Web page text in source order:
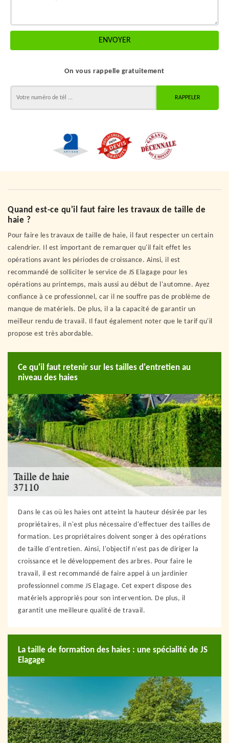
On vous rappelle gratuitement
Quand est-ce qu'il faut faire les travaux de taille de
haie ?
Pour faire les travaux de taille de haie, il faut respecter un certain
calendrier. Il est important de remarquer qu'il fait effet les
opérations avant les périodes de croissance. Ainsi, il est
recommandé de solliciter le service de JS Elagage pour les
opérations au printemps, mais aussi au début de l'automne. Ayez
confiance à ce professionnel, car il ne souffre pas de problème de
manque de matériels. De plus, il a la capacité de garantir un
meilleur rendu de travail. Il faut également noter que le tarif qu'il
propose est très abordable.
Ce qu'il faut retenir sur les tailles d'entretien au
niveau des haies
Dans le cas où les haies ont atteint la hauteur désirée par les
propriétaires, il n'est plus nécessaire d'effectuer des tailles de
formation. Les propriétaires doivent songer à des opérations
de taille d'entretien. Ainsi, l'objectif n'est pas de diriger la
croissance et le développement des arbres. Pour faire le
travail, il est recommandé de faire appel à un jardinier
professionnel comme JS Elagage. Cet expert dispose des
matériels appropriés pour son intervention. De plus, il
garantit une meilleure qualité de travail.
La taille de formation des haies : une spécialité de JS
Elagage